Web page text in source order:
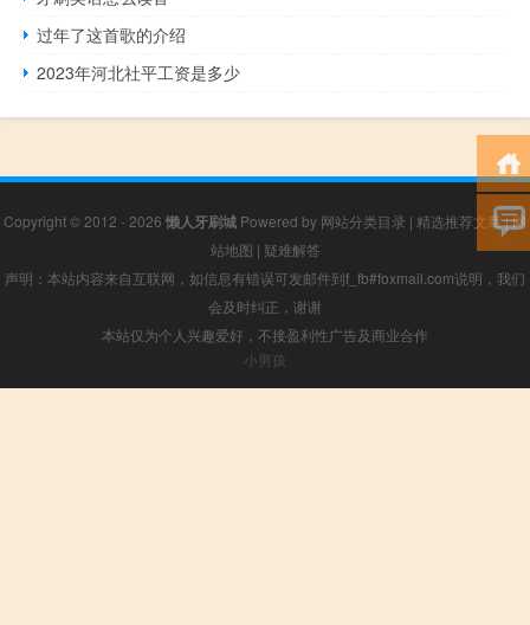
过年了这首歌的介绍
2023年河北社平工资是多少
Copyright © 2012 - 2026 懒人牙刷城 Powered by 网站分类目录 | 精选推荐文章|网
站地图 | 疑难解答
声明：本站内容来自互联网，如信息有错误可发邮件到f_fb#foxmail.com说明，我们
会及时纠正，谢谢
本站仅为个人兴趣爱好，不接盈利性广告及商业合作
小男孩